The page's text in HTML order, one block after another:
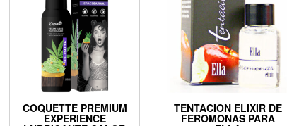
COQUETTE PREMIUM
EXPERIENCE
TENTACION ELIXIR DE
FEROMONAS PARA